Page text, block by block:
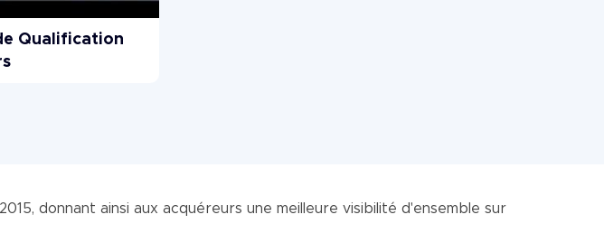
Qualification
donnant ainsi aux acquéreurs une meilleure visibilité d'ensemble sur